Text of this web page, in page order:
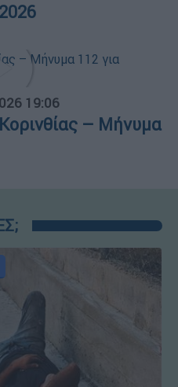
19:06
– Μήνυμα